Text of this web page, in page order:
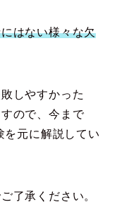
はない様々な欠
しやすかった
ので、今まで
を元に解説してい
了承ください。